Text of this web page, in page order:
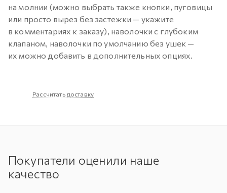
на молнии (можно выбрать также кнопки, пуговицы
или просто вырез без застежки — укажите
в комментариях к заказу), наволочки с глубоким
клапаном, наволочки по умолчанию без ушек —
их можно добавить в дополнительных опциях.
Рассчитать доставку
Покупатели оценили наше
качество